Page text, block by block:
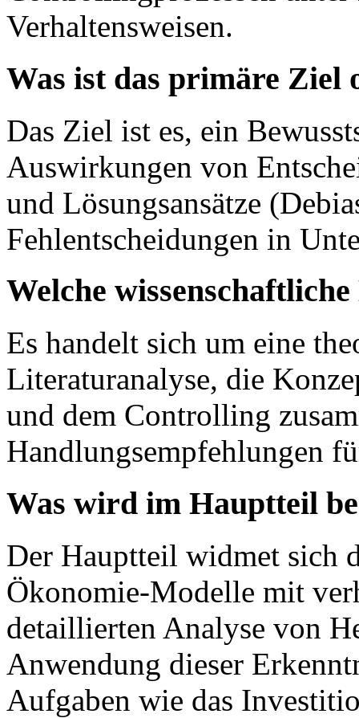
Verhaltensweisen.
Was ist das primäre Ziel
Das Ziel ist es, ein
Auswirkungen von
und Lösungsansätze
Fehlentscheidungen in
Welche
Es handelt sich um eine
Literaturanalyse, die
und dem Controlling
Handlungsempfehlungen
Was wird im Hauptteil
Der Hauptteil widmet sich
Ökonomie-Modelle mit
detaillierten Analyse von
Anwendung dieser
Aufgaben wie das